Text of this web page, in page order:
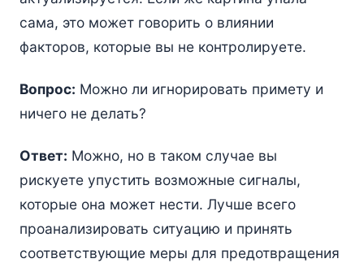
сама, это может говорить о влиянии
факторов, которые вы не контролируете.
Вопрос: Можно ли игнорировать примету и
ничего не делать?
Ответ: Можно, но в таком случае вы
рискуете упустить возможные сигналы,
которые она может нести. Лучше всего
проанализировать ситуацию и принять
соответствующие меры для предотвращения